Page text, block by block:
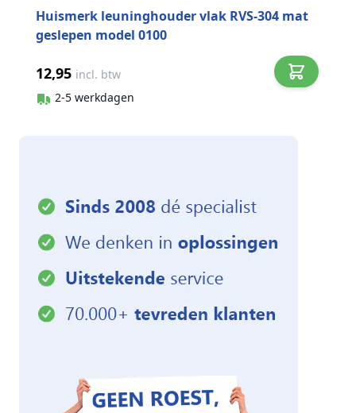
Huismerk leuninghouder vlak RVS-304 mat
geslepen model 0100
12,95 incl. btw
2-5 werkdagen